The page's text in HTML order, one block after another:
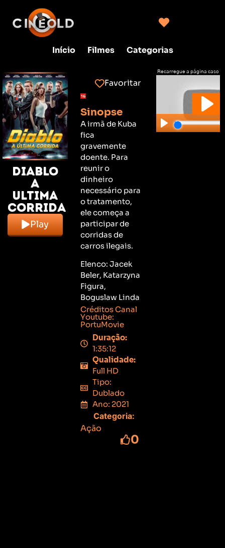
Início Filmes Categorias
Diablo
a
ultima
corrida
Play
Favoritar
Sinopse
A irmã de Kuba
fica
gravemente
doente. Para
reunir o
dinheiro
necessário para
o tratamento,
ele começa a
participar de
corridas de
carros ilegais.
Elenco: Jacek
Beler, Katarzyna
Figura,
Boguslaw Linda
Créditos Canal
Youtube:
PortuMovie
Duração:
1:35:12
Qualidade:
Full HD
Tipo:
Dublado
Ano: 2021
Categoria:
Ação
0
Recarregue a página caso